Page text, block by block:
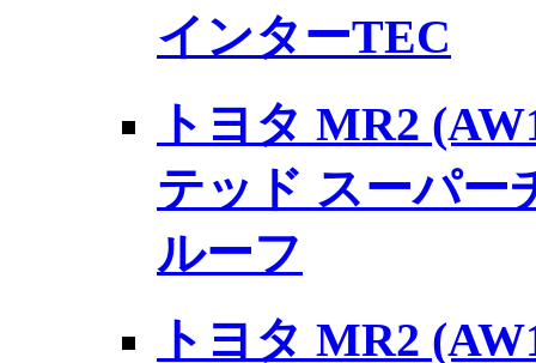
インターTEC
トヨタ MR2
テッド スーパー
ルーフ
トヨタ MR2